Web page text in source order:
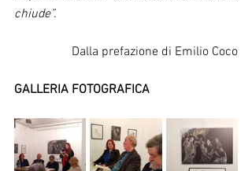
chiude”.
Dalla prefazione di Emilio Coco
GALLERIA FOTOGRAFICA